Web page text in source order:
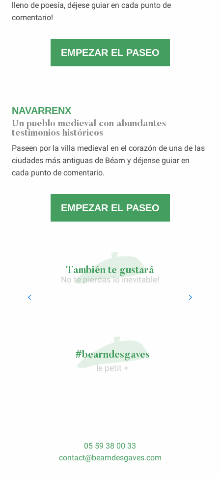
lleno de poesía, déjese guiar en cada punto de
comentario!
EMPEZAR EL PASEO
NAVARRENX
Un pueblo medieval con abundantes
testimonios históricos
Paseen por la villa medieval en el corazón de una de las
ciudades más antiguas de Béarn y déjense guiar en
cada punto de comentario.
EMPEZAR EL PASEO
También te gustará
No te pierdas lo inevitable!
El campo de Gurs
#bearndesgaves
le petit +
05 59 38 00 33
contact@bearndesgaves.com